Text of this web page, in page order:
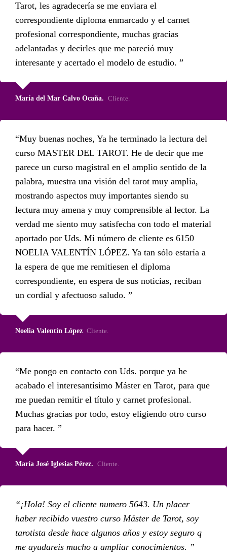
Tarot, les agradecería se me enviara el
correspondiente diploma enmarcado y el carnet
profesional correspondiente, muchas gracias
adelantadas y decirles que me pareció muy
interesante y acertado el modelo de estudio.
María del Mar Calvo Ocaña. Cliente.
Muy buenas noches, Ya he terminado la lectura del
curso MASTER DEL TAROT. He de decir que me
parece un curso magistral en el amplio sentido de la
palabra, muestra una visión del tarot muy amplia,
mostrando aspectos muy importantes siendo su
lectura muy amena y muy comprensible al lector. La
verdad me siento muy satisfecha con todo el material
aportado por Uds. Mi número de cliente es 6150
NOELIA VALENTÍN LÓPEZ. Ya tan sólo estaría a
la espera de que me remitiesen el diploma
correspondiente, en espera de sus noticias, reciban
un cordial y afectuoso saludo.
Noelia Valentín López Cliente.
Me pongo en contacto con Uds. porque ya he
acabado el interesantísimo Máster en Tarot, para que
me puedan remitir el título y carnet profesional.
Muchas gracias por todo, estoy eligiendo otro curso
para hacer.
María José Iglesias Pérez. Cliente.
¡Hola! Soy el cliente numero 5643. Un placer
haber recibido vuestro curso Máster de Tarot, soy
tarotista desde hace algunos años y estoy seguro q
me ayudareis mucho a ampliar conocimientos.